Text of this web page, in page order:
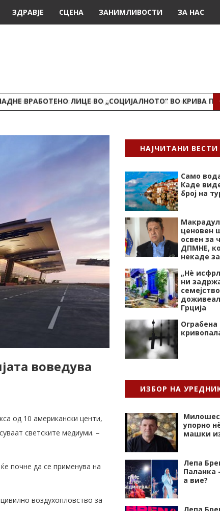
ЗДРАВЈЕ СЦЕНА ЗАНИМЛИВОСТИ ЗА НАС
ВРАБОТЕНО ЛИЦЕ ВО „СОЦИЈАЛНОТО“ ВО КРИВА
воведува
од 10 американски центи,
светските медиуми. –
почне да се применува на
воздухопловство за
НАЈЧИТАНИ ВЕСТИ
Само
Каде
број на
ценовен
освен за
ДПМНЕ,
некаде
„Нѐ
ни
Грција
Ограбена
ИЗБОР НА
упорно
машки
Лепа
Паланка
а вие?